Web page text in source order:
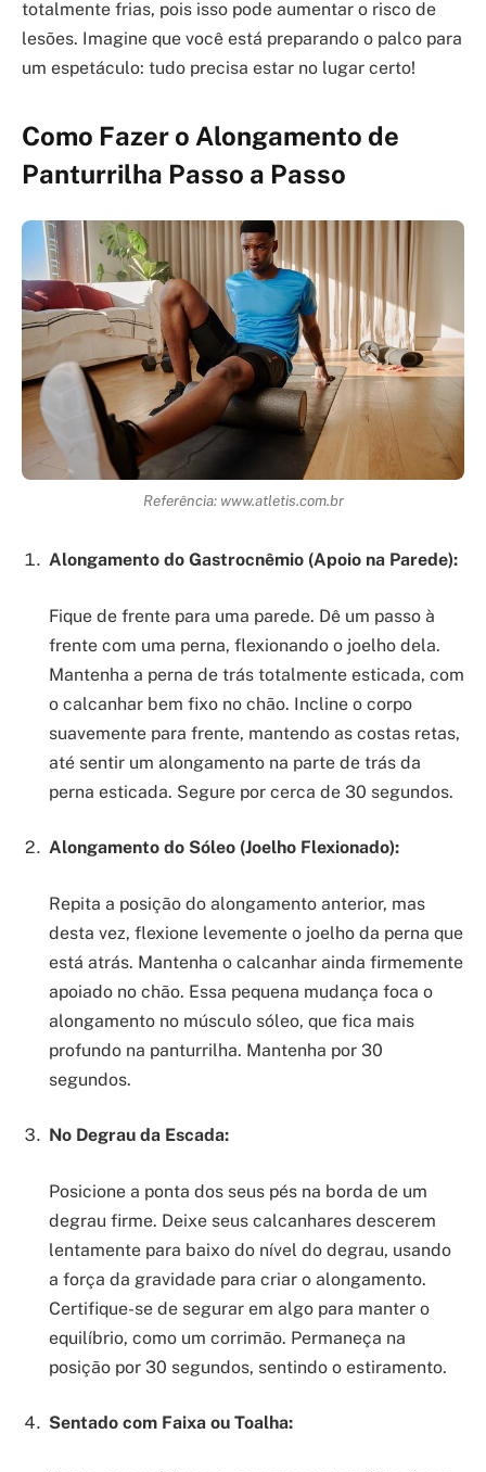
totalmente frias, pois isso pode aumentar o risco de
lesões. Imagine que você está preparando o palco para
um espetáculo: tudo precisa estar no lugar certo!
Como Fazer o Alongamento de
Panturrilha Passo a Passo
Referência: www.atletis.com.br
Alongamento do Gastrocnêmio (Apoio na Parede):
Fique de frente para uma parede. Dê um passo à
frente com uma perna, flexionando o joelho dela.
Mantenha a perna de trás totalmente esticada, com
o calcanhar bem fixo no chão. Incline o corpo
suavemente para frente, mantendo as costas retas,
até sentir um alongamento na parte de trás da
perna esticada. Segure por cerca de 30 segundos.
Alongamento do Sóleo (Joelho Flexionado):
Repita a posição do alongamento anterior, mas
desta vez, flexione levemente o joelho da perna que
está atrás. Mantenha o calcanhar ainda firmemente
apoiado no chão. Essa pequena mudança foca o
alongamento no músculo sóleo, que fica mais
profundo na panturrilha. Mantenha por 30
segundos.
No Degrau da Escada:
Posicione a ponta dos seus pés na borda de um
degrau firme. Deixe seus calcanhares descerem
lentamente para baixo do nível do degrau, usando
a força da gravidade para criar o alongamento.
Certifique-se de segurar em algo para manter o
equilíbrio, como um corrimão. Permaneça na
posição por 30 segundos, sentindo o estiramento.
Sentado com Faixa ou Toalha: